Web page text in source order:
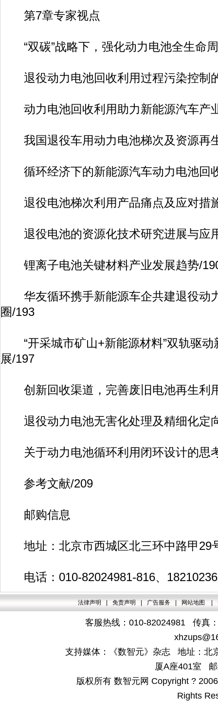
第7章专家视点
“双碳”战略下，强化动力电池全生命
退役动力电池回收利用过程污染控制
动力电池回收利用助力新能源汽车产
我国退役车用动力电池梯次及资源再
循环经济下的新能源汽车动力电池回
退役电池梯次利用产品痛点及应对措
退役电池的资源化技术研究进展与应
锂离子电池关键材料产业发展趋势/
华友循环携手新能源车企共建退役动
圈/193
“开采城市矿山+新能源材料”双轨驱动
展/197
创新回收渠道，完善废旧电池再生利
退役动力电池无害化处理及精细化定
关于动力电池循环利用闭环设计的思
参考文献/209
邮购信息
地址：北京市西城区北三环中路甲29
电话：010-82024981-816、
法律声明 免责声明 广告服务 网站地图
客服热线：010-82024981 传真
支持媒体：《数智元》杂志 地址：北
厦A座401室
版权所有 数智元网 Copyright ?
Rights